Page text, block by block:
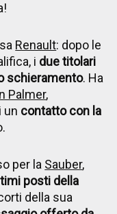
Renault: dopo le
i due titolari
schieramento. Ha
Palmer,
un contatto con la
per la Sauber,
posti della
della sua